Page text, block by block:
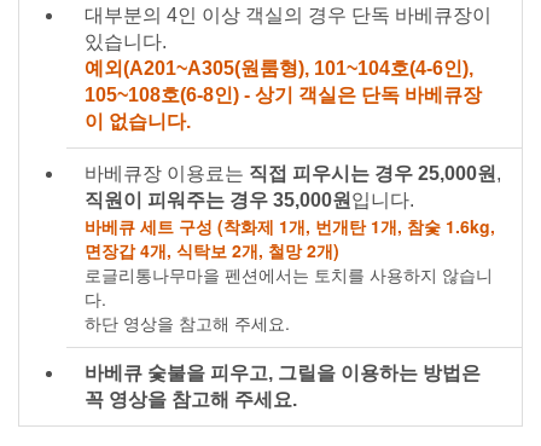
대부분의 4인 이상 객실의 경우 단독 바베큐장이
있습니다.
예외(A201~A305(원룸형), 101~104호(4-6인),
105~108호(6-8인) - 상기 객실은 단독 바베큐장
이 없습니다.
바베큐장 이용료는 직접 피우시는 경우 25,000원 ,
직원이 피워주는 경우 35,000원 입니다.
바베큐 세트 구성 (착화제 1개, 번개탄 1개, 참숯 1.6kg,
면장갑 4개, 식탁보 2개, 철망 2개)
로글리통나무마을 펜션에서는 토치를 사용하지 않습니
다.
하단 영상을 참고해 주세요.
바베큐 숯불을 피우고, 그릴을 이용하는 방법은
꼭 영상을 참고해 주세요.